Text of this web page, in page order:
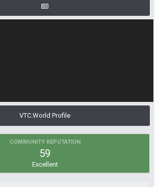
VTC.World Profile
COMMUNITY REPUTATION
59
Excellent